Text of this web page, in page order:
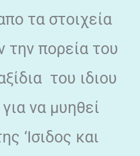
τα στοιχεία
την πορεία του
του ιδιου
να μυηθεί
‘Ισιδος και